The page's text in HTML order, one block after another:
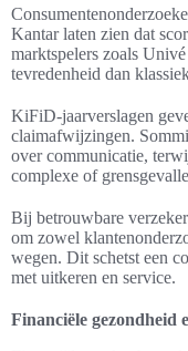
Kantar laten zien dat
marktspelers zoals
tevredenheid dan
KiFiD-jaarverslagen
claimafwijzingen.
over communicatie,
complexe of
Bij betrouwbare
om zowel
wegen. Dit schetst een
met uitkeren en service.
Financiële gezondheid